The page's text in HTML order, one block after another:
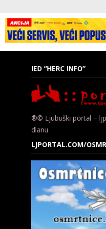
IED “HERC INFO”
®© Ljubuški portal –
dlanu
LJPORTAL.COM/